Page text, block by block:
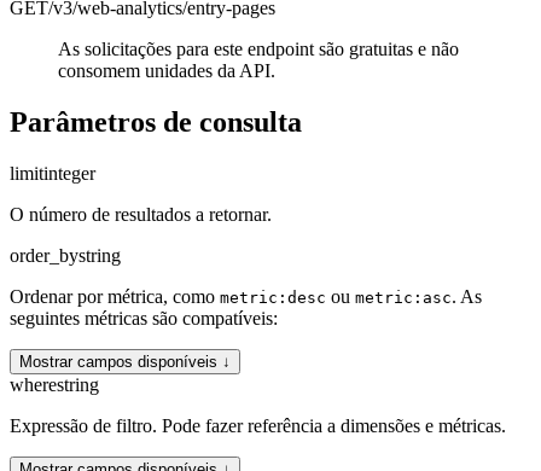
GET/v3/web-analytics/entry-pages
As solicitações para este endpoint são gratuitas e não
consomem unidades da API.
Parâmetros de consulta
limitinteger
O número de resultados a retornar.
order_bystring
Ordenar por métrica, como metric:desc ou metric:asc. As
seguintes métricas são compatíveis:
Mostrar campos disponíveis ↓
wherestring
Expressão de filtro. Pode fazer referência a dimensões e métricas.